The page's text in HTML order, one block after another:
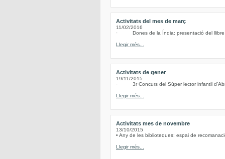
Activitats del mes de març
11/02/2016
· Dones de la Índia: presentació del llibre
Llegir més...
Activitats de gener
19/11/2015
· 3r Concurs del Súper lector infantil
Llegir més...
Activitats mes de novembre
13/10/2015
• Any de les biblioteques: espai de
Llegir més...